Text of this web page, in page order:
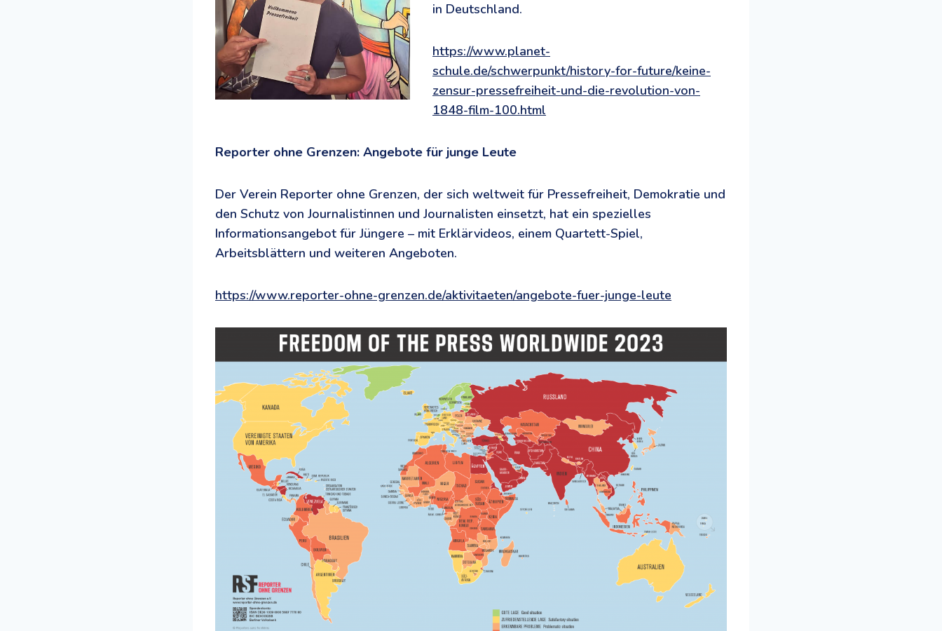
in Deutschland.
https://www.planet-
schule.de/schwerpunkt/history-for-future/keine-
zensur-pressefreiheit-und-die-revolution-von-
1848-film-100.html
Reporter ohne Grenzen: Angebote für junge Leute
Der Verein Reporter ohne Grenzen, der sich weltweit für Pressefreiheit, Demokratie und
den Schutz von Journalistinnen und Journalisten einsetzt, hat ein spezielles
Informationsangebot für Jüngere – mit Erklärvideos, einem Quartett-Spiel,
Arbeitsblättern und weiteren Angeboten.
https://www.reporter-ohne-grenzen.de/aktivitaeten/angebote-fuer-junge-leute